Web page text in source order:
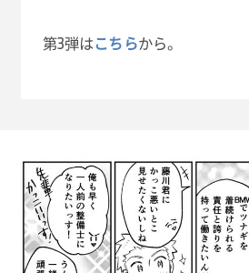
第3弾はこちらから。